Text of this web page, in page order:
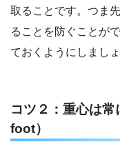
取ることです。つま
ることを防ぐことが
ておくようにしましょ
コツ２：重心は
foot）